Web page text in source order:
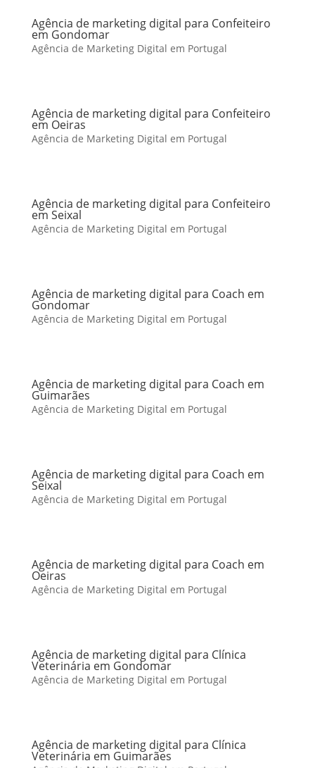
Agência de marketing digital para Confeiteiro
em Gondomar
Agência de Marketing Digital em Portugal
Agência de marketing digital para Confeiteiro
em Oeiras
Agência de Marketing Digital em Portugal
Agência de marketing digital para Confeiteiro
em Seixal
Agência de Marketing Digital em Portugal
Agência de marketing digital para Coach em
Gondomar
Agência de Marketing Digital em Portugal
Agência de marketing digital para Coach em
Guimarães
Agência de Marketing Digital em Portugal
Agência de marketing digital para Coach em
Seixal
Agência de Marketing Digital em Portugal
Agência de marketing digital para Coach em
Oeiras
Agência de Marketing Digital em Portugal
Agência de marketing digital para Clínica
Veterinária em Gondomar
Agência de Marketing Digital em Portugal
Agência de marketing digital para Clínica
Veterinária em Guimarães